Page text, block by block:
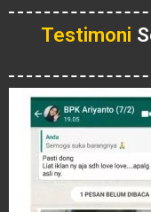
Testimoni